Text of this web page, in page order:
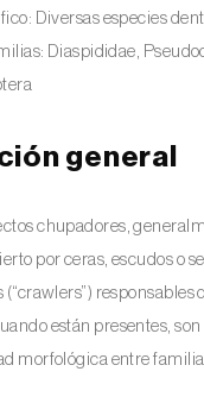
Diversas especies
Diaspididae,
general
chupadores,
por ceras, escudos o
(“crawlers”) responsables
están presentes,
morfológica entre